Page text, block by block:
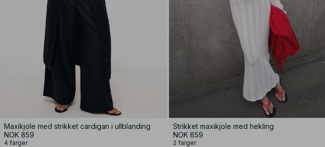
Maxikjole med strikket cardigan i ullblanding
NOK 859
4 farger
Strikket maxikjole med hekling
NOK 859
2 farger